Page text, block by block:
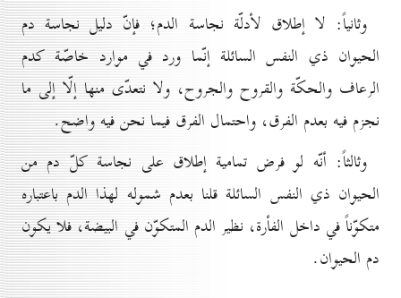
وثانياً: لا إطلاق لأدلّة نجاسة الدم؛ فإنّ دليل نجاسة دم
الحيوان ذي النفس السائلة إنّما ورد في موارد خاصّة كدم
الرعاف والحكّة والقروح والجروح، ولا نتعدّى منها إلّا إلى ما
نجزم فيه بعدم الفرق، واحتمال الفرق فيما نحن فيه واضح.
وثالثاً: أنّه لو فرض تمامية إطلاق على نجاسة كلّ دم من
الحيوان ذي النفس السائلة قلنا بعدم شموله لهذا الدم باعتباره
متكوّناً في داخل الفأرة، نظير الدم المتكوّن في البيضة، فلا يكون
دم الحيوان.